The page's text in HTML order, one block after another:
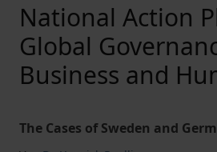
National Action
Global
Business and
The Cases of Sweden and